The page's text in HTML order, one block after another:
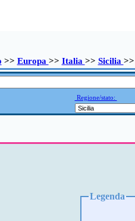
>> Europa >> Italia >> Sicilia
Regione/stato:
Legenda